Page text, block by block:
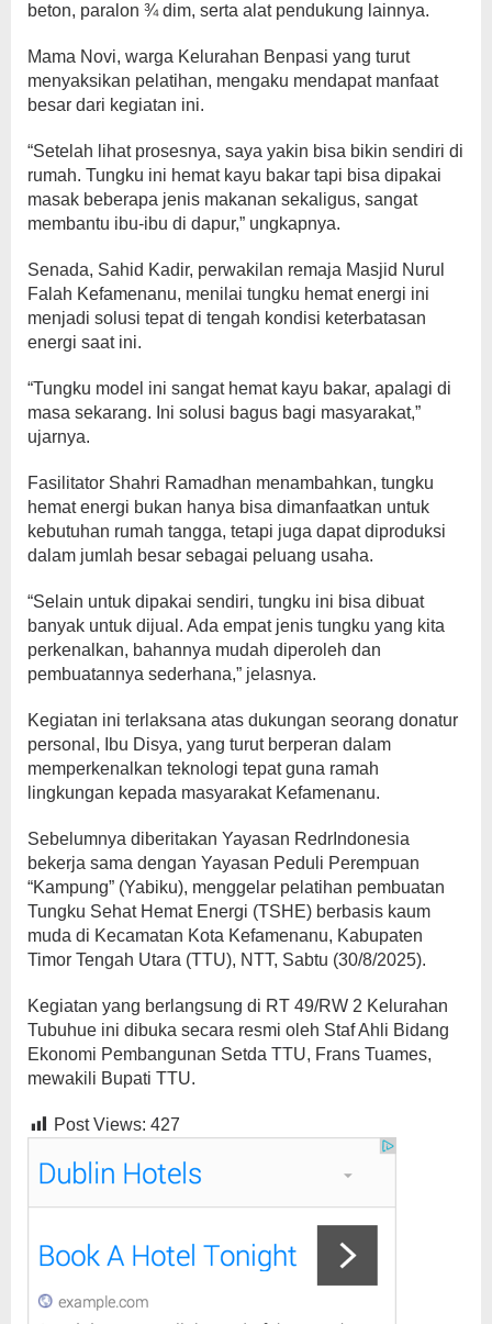
beton, paralon ¾ dim, serta alat pendukung lainnya.
Mama Novi, warga Kelurahan Benpasi yang turut
menyaksikan pelatihan, mengaku mendapat manfaat
besar dari kegiatan ini.
“Setelah lihat prosesnya, saya yakin bisa bikin sendiri di
rumah. Tungku ini hemat kayu bakar tapi bisa dipakai
masak beberapa jenis makanan sekaligus, sangat
membantu ibu-ibu di dapur,” ungkapnya.
Senada, Sahid Kadir, perwakilan remaja Masjid Nurul
Falah Kefamenanu, menilai tungku hemat energi ini
menjadi solusi tepat di tengah kondisi keterbatasan
energi saat ini.
“Tungku model ini sangat hemat kayu bakar, apalagi di
masa sekarang. Ini solusi bagus bagi masyarakat,”
ujarnya.
Fasilitator Shahri Ramadhan menambahkan, tungku
hemat energi bukan hanya bisa dimanfaatkan untuk
kebutuhan rumah tangga, tetapi juga dapat diproduksi
dalam jumlah besar sebagai peluang usaha.
“Selain untuk dipakai sendiri, tungku ini bisa dibuat
banyak untuk dijual. Ada empat jenis tungku yang kita
perkenalkan, bahannya mudah diperoleh dan
pembuatannya sederhana,” jelasnya.
Kegiatan ini terlaksana atas dukungan seorang donatur
personal, Ibu Disya, yang turut berperan dalam
memperkenalkan teknologi tepat guna ramah
lingkungan kepada masyarakat Kefamenanu.
Sebelumnya diberitakan Yayasan RedrIndonesia
bekerja sama dengan Yayasan Peduli Perempuan
“Kampung” (Yabiku), menggelar pelatihan pembuatan
Tungku Sehat Hemat Energi (TSHE) berbasis kaum
muda di Kecamatan Kota Kefamenanu, Kabupaten
Timor Tengah Utara (TTU), NTT, Sabtu (30/8/2025).
Kegiatan yang berlangsung di RT 49/RW 2 Kelurahan
Tubuhue ini dibuka secara resmi oleh Staf Ahli Bidang
Ekonomi Pembangunan Setda TTU, Frans Tuames,
mewakili Bupati TTU.
Post Views: 427